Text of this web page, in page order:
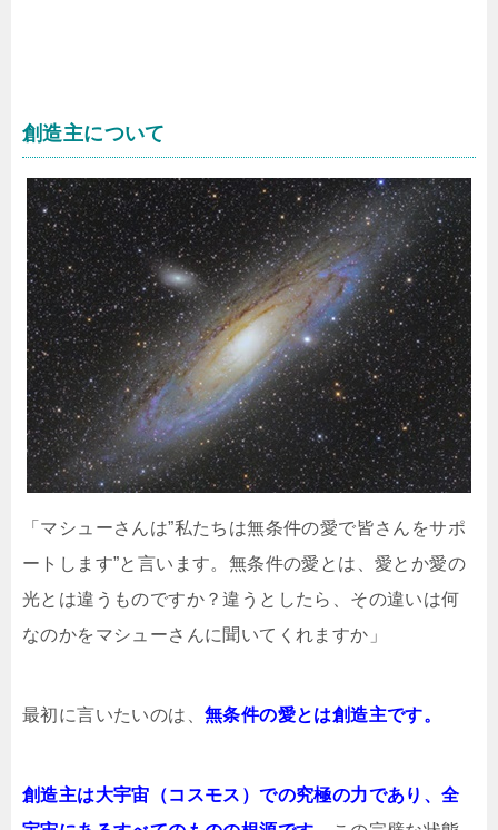
創造主について
「マシューさんは”私たちは無条件の愛で皆さんをサポ
ートします”と言います。無条件の愛とは、愛とか愛の
光とは違うものですか？違うとしたら、その違いは何
なのかをマシューさんに聞いてくれますか」
最初に言いたいのは、 無条件の愛とは創造主です。
創造主は大宇宙（コスモス）での究極の力であり、全